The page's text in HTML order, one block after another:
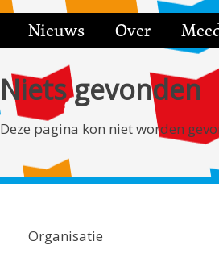
Nieuws Over
Niets gevonden
Deze pagina kon niet worden
Organisatie